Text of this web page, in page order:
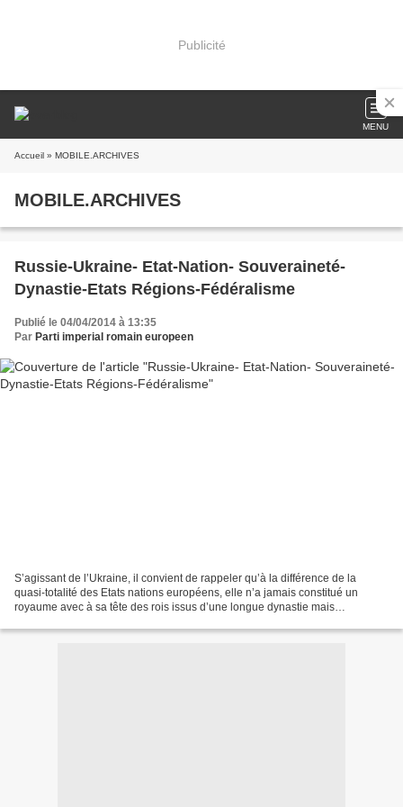
Publicité
MENU
Accueil » MOBILE.ARCHIVES
MOBILE.ARCHIVES
Russie-Ukraine- Etat-Nation- Souveraineté-
Dynastie-Etats Régions-Fédéralisme
Publié le 04/04/2014 à 13:35
Par Parti imperial romain europeen
S’agissant de l’Ukraine, il convient de rappeler qu’à la différence de la
quasi-totalité des Etats nations européens, elle n’a jamais constitué un
royaume avec à sa tête des rois issus d’une longue dynastie mais